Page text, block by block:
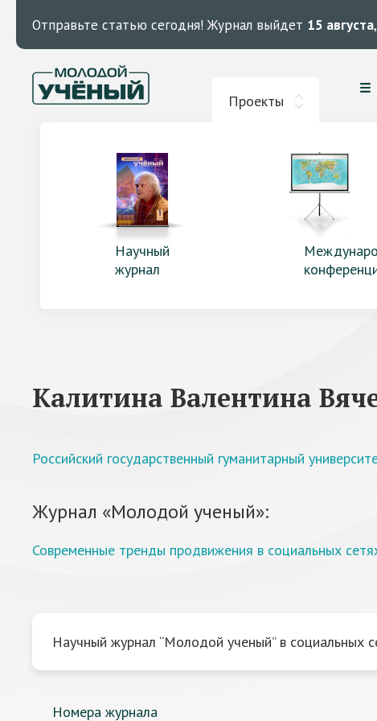
Отправьте статью сегодня! Журнал выйдет 15 августа
Проекты
Научный
журнал
Калитина Валентина
Российский государственный гуманитарный
Журнал «Молодой ученый»:
Современные тренды продвижения в социальных
Научный журнал “Молодой ученый” в социальных
Номера журнала